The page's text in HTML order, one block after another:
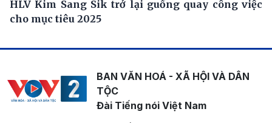
HLV Kim Sang Sik trở lại guồng quay công việc
cho mục tiêu 2025
BAN VĂN HOÁ - XÃ HỘI VÀ DÂN
TỘC
Đài Tiếng nói Việt Nam